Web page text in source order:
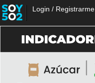
Login / Registrarme